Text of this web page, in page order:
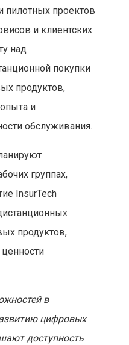
пилотных проектов
и клиентских
над
покупки
продуктов,
и
обслуживания.
группах,
InsurTech
продуктов,
в
цифровых
доступность